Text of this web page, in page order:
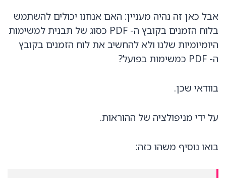
אבל כאן זה נהיה מעניין: האם אנחנו יכולים להשתמש
בלוח הזמנים בקובץ ה- PDF כסוג של תבנית למשימות
היומיומיות שלנו ולא להחשיב את לוח הזמנים בקובץ
ה- PDF כמשימות בפועל?
בוודאי שכן.
על ידי מניפולציה של ההוראות.
בואו נוסיף משהו כזה: